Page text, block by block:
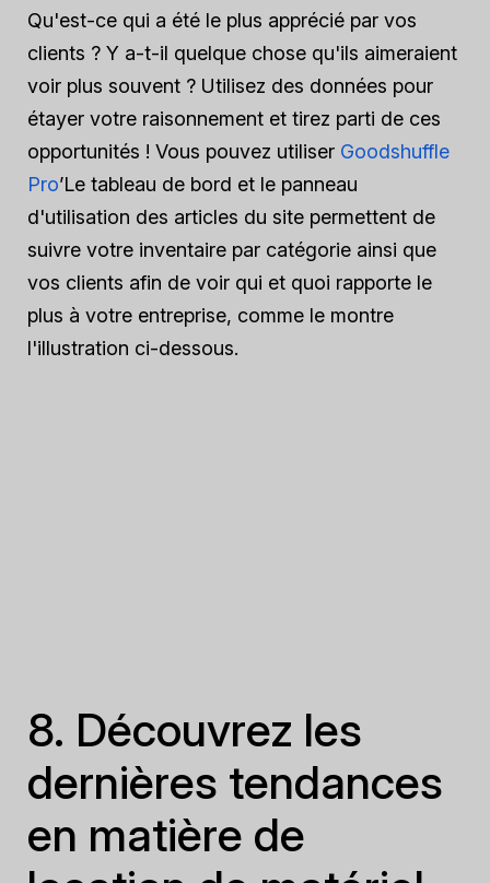
Qu'est-ce qui a été le plus apprécié par vos
clients ? Y a-t-il quelque chose qu'ils aimeraient
voir plus souvent ? Utilisez des données pour
étayer votre raisonnement et tirez parti de ces
opportunités ! Vous pouvez utiliser Goodshuffle
Pro’Le tableau de bord et le panneau
d'utilisation des articles du site permettent de
suivre votre inventaire par catégorie ainsi que
vos clients afin de voir qui et quoi rapporte le
plus à votre entreprise, comme le montre
l'illustration ci-dessous.
8. Découvrez les
dernières tendances
en matière de